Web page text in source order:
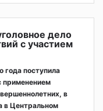
дело
с участием
года поступила
применением
в
в Центральном